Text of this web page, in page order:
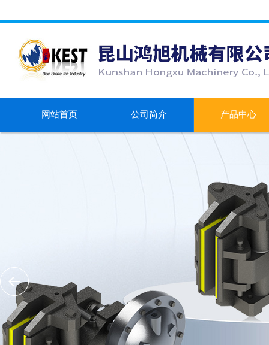
网站首页 公司简介 产品中心